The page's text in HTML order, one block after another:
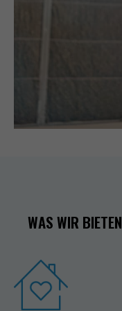
WAS WIR BIETEN